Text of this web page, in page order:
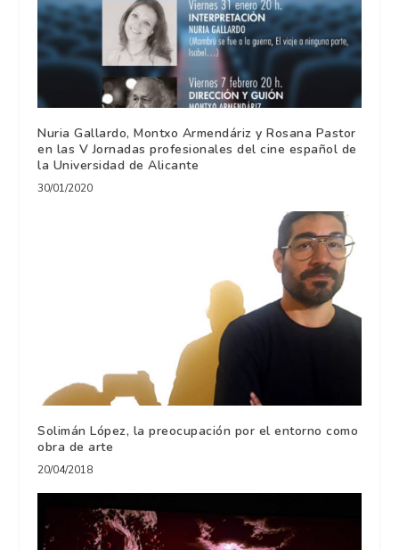
Nuria Gallardo, Montxo Armendáriz y Rosana Pastor
en las V Jornadas profesionales del cine español de
la Universidad de Alicante
30/01/2020
Solimán López, la preocupación por el entorno como
obra de arte
20/04/2018